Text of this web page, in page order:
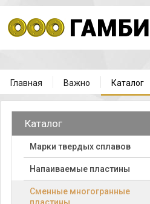
Главная Важно Каталог
Каталог
Марки твердых сплавов
Напаиваемые пластины
Cменные многогранные